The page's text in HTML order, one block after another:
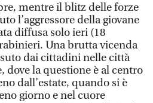
mentre il blitz delle forze
l’aggressore della giovane
diffusa solo ieri (18
Una brutta vicenda
dai cittadini nelle città
dove la questione è al centro
dall’estate, quando si è
giorno e nel cuore